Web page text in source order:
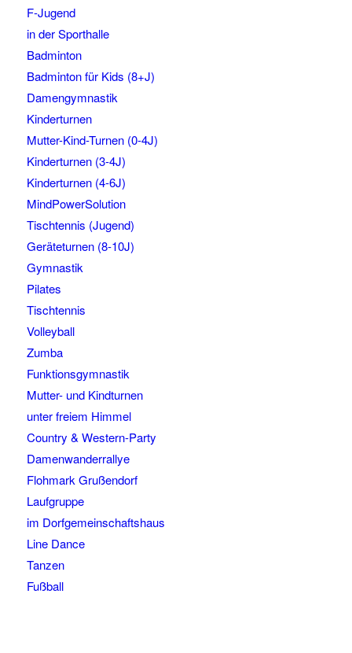
F-Jugend
in der Sporthalle
Badminton
Badminton für Kids (8+J)
Damengymnastik
Kinderturnen
Mutter-Kind-Turnen (0-4J)
Kinderturnen (3-4J)
Kinderturnen (4-6J)
MindPowerSolution
Tischtennis (Jugend)
Geräteturnen (8-10J)
Gymnastik
Pilates
Tischtennis
Volleyball
Zumba
Funktionsgymnastik
Mutter- und Kindturnen
unter freiem Himmel
Country & Western-Party
Damenwanderrallye
Flohmark Grußendorf
Laufgruppe
im Dorfgemeinschaftshaus
Line Dance
Tanzen
Fußball